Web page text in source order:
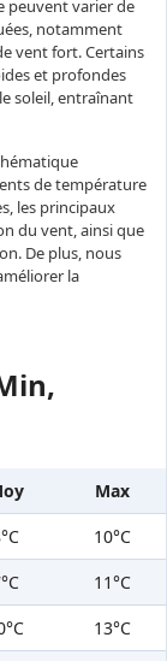
peuvent varier de
notamment
vent fort. Certains
et profondes
soleil, entraînant
de température
les principaux
du vent, ainsi que
De plus, nous
la
Max
10°C
11°C
13°C